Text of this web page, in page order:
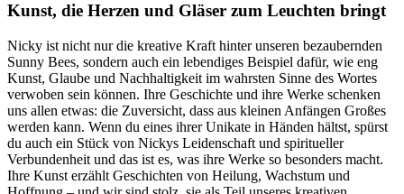
Kunst, die Herzen und Gläser zum Leuchten bringt
Nicky ist nicht nur die kreative Kraft hinter unseren bezaubernden
Sunny Bees, sondern auch ein lebendiges Beispiel dafür, wie eng
Kunst, Glaube und Nachhaltigkeit im wahrsten Sinne des Wortes
verwoben sein können. Ihre Geschichte und ihre Werke schenken
uns allen etwas: die Zuversicht, dass aus kleinen Anfängen Großes
werden kann. Wenn du eines ihrer Unikate in Händen hältst, spürst
du auch ein Stück von Nickys Leidenschaft und spiritueller
Verbundenheit und das ist es, was ihre Werke so besonders macht.
Ihre Kunst erzählt Geschichten von Heilung, Wachstum und